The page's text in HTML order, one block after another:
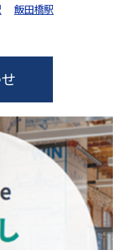
飯田橋駅